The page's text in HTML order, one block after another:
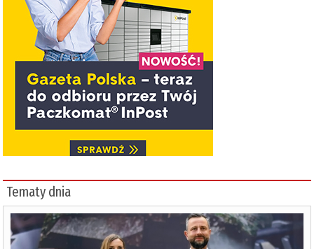
Tematy dnia